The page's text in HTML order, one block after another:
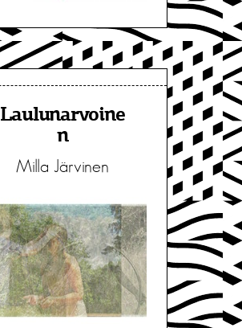
Laulunarvoine
n
Milla Järvinen